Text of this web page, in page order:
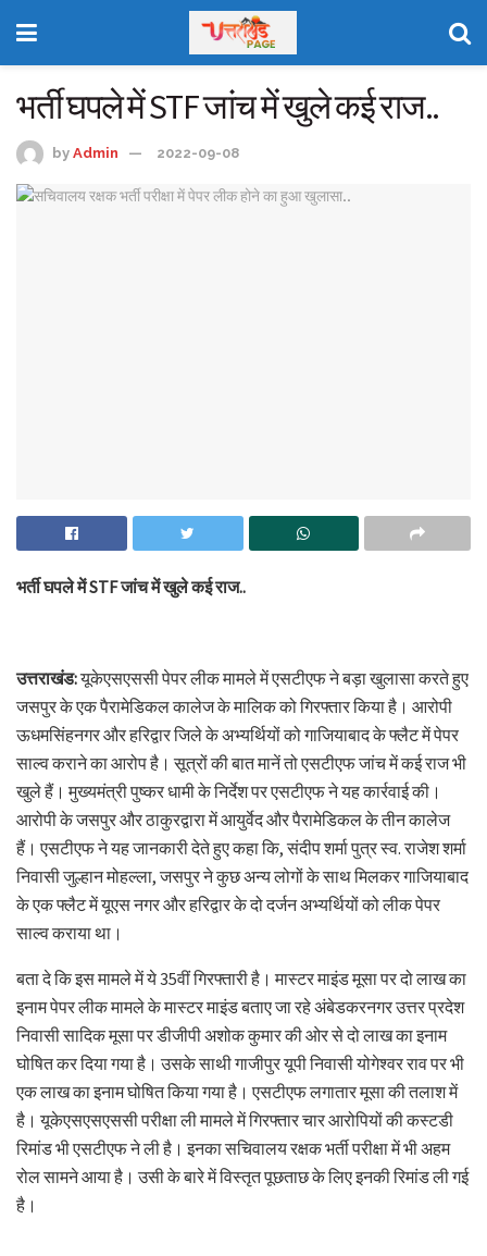
भर्ती घपले में STF जांच में खुले कई राज..
by Admin 2022-09-08
भर्ती घपले में STF जांच में खुले कई राज..
उत्तराखंड:यूकेएसएससी पेपर लीक मामले में एसटीएफ ने बड़ा खुलासा करते हुए
जसपुर के एक पैरामेडिकल कालेज के मालिक को गिरफ्तार किया है। आरोपी
ऊधमसिंहनगर और हरिद्वार जिले के अभ्यर्थियों को गाजियाबाद के फ्लैट में पेपर
साल्व कराने का आरोप है। सूत्रों की बात मानें तो एसटीएफ जांच में कई राज भी
खुले हैं। मुख्यमंत्री पुष्कर धामी के निर्देश पर एसटीएफ ने यह कार्रवाई की।
आरोपी के जसपुर और ठाकुरद्वारा में आयुर्वेद और पैरामेडिकल के तीन कालेज
हैं। एसटीएफ ने यह जानकारी देते हुए कहा कि, संदीप शर्मा पुत्र स्व. राजेश शर्मा
निवासी जुल्हान मोहल्ला, जसपुर ने कुछ अन्य लोगों के साथ मिलकर गाजियाबाद
के एक फ्लैट में यूएस नगर और हरिद्वार के दो दर्जन अभ्यर्थियों को लीक पेपर
साल्व कराया था।
बता दे कि इस मामले में ये 35वीं गिरफ्तारी है। मास्टर माइंड मूसा पर दो लाख का
इनाम पेपर लीक मामले के मास्टर माइंड बताए जा रहे अंबेडकरनगर उत्तर प्रदेश
निवासी सादिक मूसा पर डीजीपी अशोक कुमार की ओर से दो लाख का इनाम
घोषित कर दिया गया है। उसके साथी गाजीपुर यूपी निवासी योगेश्वर राव पर भी
एक लाख का इनाम घोषित किया गया है। एसटीएफ लगातार मूसा की तलाश में
है। यूकेएसएसएससी परीक्षा ली मामले में गिरफ्तार चार आरोपियों की कस्टडी
रिमांड भी एसटीएफ ने ली है। इनका सचिवालय रक्षक भर्ती परीक्षा में भी अहम
रोल सामने आया है। उसी के बारे में विस्तृत पूछताछ के लिए इनकी रिमांड ली गई
है।